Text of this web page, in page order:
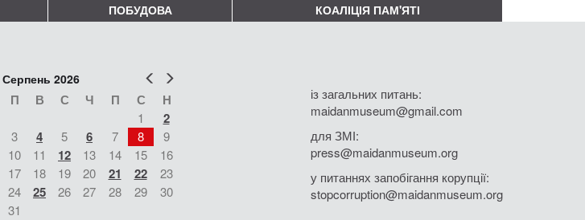
ПОБУДОВА КОАЛІЦІЯ ПАМ'ЯТІ
Попер
Серпень 2026
П В С Ч П С Н
1 2
3 4 5 6 7 8
9
10
11 12 13 14 15
16
17
18 19 20 21 22
23
24
25 26 27 28 29
30
31
із загальних питань:
maidanmuseum@gmail.com
для ЗМІ:
press@maidanmuseum.org
у питаннях запобігання корупції:
stopcorruption@maidanmuseum.org